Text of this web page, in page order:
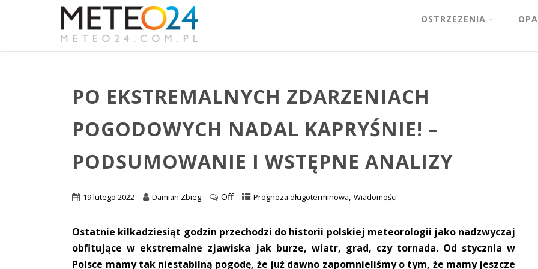
OSTRZEZENIA
PO EKSTREMALNYCH ZDARZENIACH
POGODOWYCH NADAL KAPRYŚNIE! –
PODSUMOWANIE I WSTĘPNE ANALIZY
19 lutego 2022 Damian Zbieg Off Prognoza długoterminowa,Wiadomości
Ostatnie kilkadziesiąt godzin przechodzi do historii polskiej meteorologii jako nadzwyczaj
obfitujące w ekstremalne zjawiska jak burze, wiatr, grad, czy tornada. Od stycznia w
Polsce mamy tak niestabilną pogodę, że już dawno zapomnieliśmy o tym, że mamy jeszcze